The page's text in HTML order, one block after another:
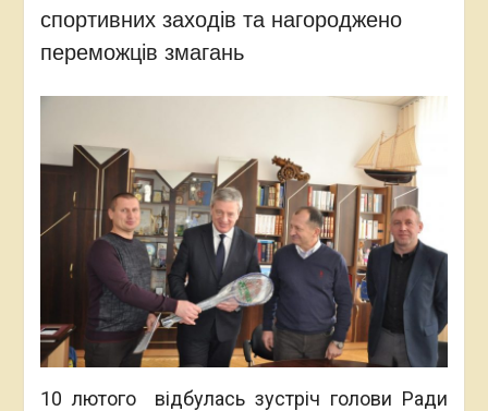
спортивних заходів та нагороджено
переможців змагань
10 лютого відбулась зустріч голови Ради